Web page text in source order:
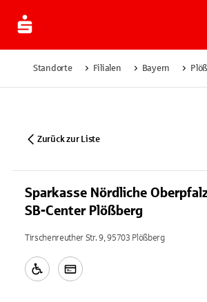
Standorte Filialen Bayern
Zurück zur Liste
Sparkasse Nördliche
SB-Center Plößberg
Tirschenreuther Str. 9, 95703 Plößberg